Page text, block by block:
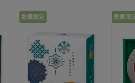
数量限定 数量限